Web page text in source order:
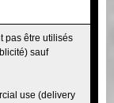
pas être utilisés
sauf
use (delivery